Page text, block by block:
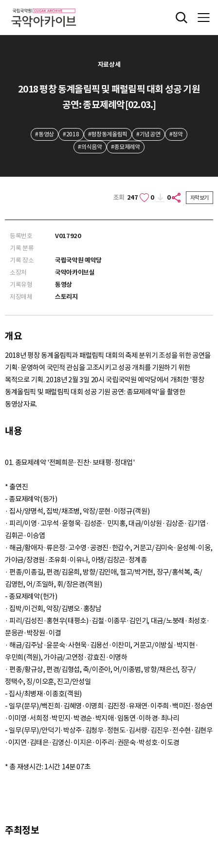
자료상세
2018 평창 동계올림픽 및 패럴림픽 대회 성공 기원
공연: 종묘제례악[02.03.]
#동영상 #2018 #평창동계올림픽 #기념공연
#정악
#의식음악
#종묘제례악
조회 247 0 0 자막보기
등록번호
V017920
기록 분류
기록 장소
국립국악원 예악당
소장처
국악아카이브실
기록유형
동영상
저장매체
스토리지
개요
2018년 평창 동계올림픽과 패럴림픽 대회의 축제 분위기 조성을 위한 공연을
기획·운영하여 국민적 관심을 고조시키고 성공 개최를 기원하기 위한
목적으로 기획. 2018년 2월 3일 20시 국립국악원 예악당에서 개최한 '평창
동계올림픽 및 패럴림픽 대회 성공 기원 공연: 종묘제례악'을 촬영한
동영상자료.
내용
01. 종묘제례악 '전폐희문·진찬·보태평·정대업'
* 출연진
- 종묘제례악(등가)
· 집사/양명석, 집박/채조병, 악장/문현·이정규(객원)
· 피리/이영·고우석·윤형욱·김성준· 민지홍, 대금/이상원·김상준·김기엽·
김휘곤·이승엽
· 해금/황애자·류은정·고수영·공경진·한갑수, 거문고/김미숙·윤성혜·이웅,
가야금/장경원·조유회·이유나, 아쟁/김창곤·정계종
· 편종/이종길, 편경/김윤희, 방향/김인애, 절고/박거현, 장구/홍석복, 축/
김영헌, 어/조일하, 휘/장은경(객원)
- 종묘제례악(헌가)
· 집박/이건회, 악장/김병오·홍창남
· 피리/김성진·홍현우(태평소)·김철·이종무·김인기, 대금/노붕래·최성호·
문응관·박장원·이결
· 해금/김주남·윤문숙·사현욱·김용선·이찬미, 거문고/이방실·박지현·
우민희(객원), 가야금/고연정·강효진·이명하
· 편종/황규상, 편경/김형섭, 축/이준아, 어/이종범, 방향/채은선, 장구/
정택수, 징/이오훈, 진고/안성일
- 집사/최병재·이종호(객원)
- 일무(문무)/백진희·김혜영·이명희·김진정·유재연·이주희·백미진·정승연
·이미영·서희정·박민지·박경순·박지애·임동연·이하경·최나리
- 일무(무무)/안덕기·박상주·김청우·정현도·김서량·김진우·전수현·김현우
·이지연·김태은·김영신·이지은·이주리·권문숙·박성호·이도경
* 총 재생시간: 1시간 14분 07초
주최정보